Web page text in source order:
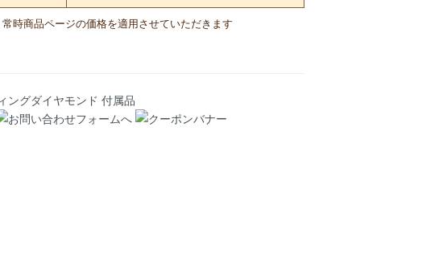
時商品ページの価格を適用させていただきます